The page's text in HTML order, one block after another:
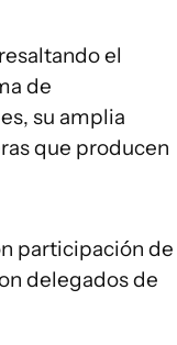
el
de
su amplia
que producen
participación de
delegados de